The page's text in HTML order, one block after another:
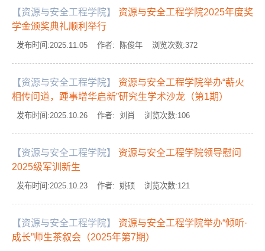
【资源与安全工程学院】
资源与安全工程学院2025年度奖
学金颁奖典礼顺利举行
发布时间:2025.11.05 作者: 陈俊年 浏览次数:372
【资源与安全工程学院】
资源与安全工程学院举办“薪火
相传问道，踵事增华启新”研究生学术沙龙（第1期）
发布时间:2025.10.26 作者: 刘肖 浏览次数:106
【资源与安全工程学院】
资源与安全工程学院领导慰问
2025级军训新生
发布时间:2025.10.23 作者: 姚硕 浏览次数:121
【资源与安全工程学院】
资源与安全工程学院举办“倾听·
成长”师生茶叙会（2025年第7期）